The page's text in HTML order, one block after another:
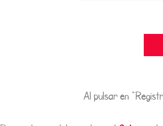
Al pulsar en